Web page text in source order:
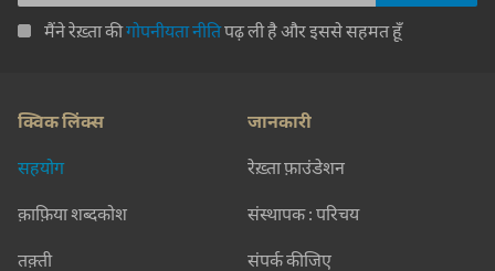
मैंने रेख़्ता कीगोपनीयता नीतिपढ़ ली है और इससे सहमत हूँ
क्विक लिंक्स
सहयोग
क़ाफ़िया शब्दकोश
तक़्ती
जानकारी
रेख़्ता फ़ाउंडेशन
संस्थापक : परिचय
संपर्क कीजिए